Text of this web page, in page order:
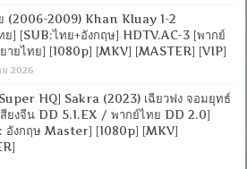
(2006-2009) Khan Kluay 1-2
ย] [SUB:ไทย+อังกฤษ] HDTV.AC-3 [พากย์
ายไทย] [1080p] [MKV] [MASTER] [VIP]
ม 2026
HQ] Sakra (2023) เฉียวฟง จอมยุทธ์
สียงจีน DD 5.1.EX / พากย์ไทย DD 2.0]
อังกฤษ Master] [1080p] [MKV]